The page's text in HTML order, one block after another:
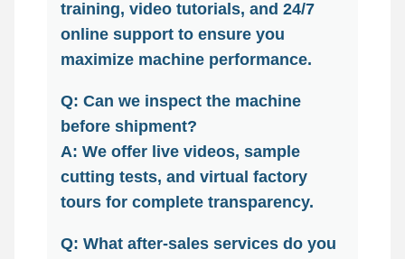
training, video tutorials, and 24/7
online support to ensure you
maximize machine performance.
Q: Can we inspect the machine
before shipment?
A: We offer live videos, sample
cutting tests, and virtual factory
tours for complete transparency.
Q: What after-sales services do you